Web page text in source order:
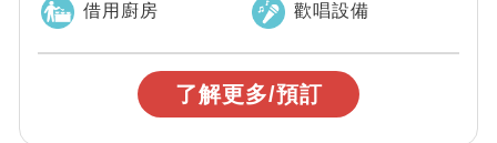
借用廚房 歡唱設備
了解更多/預訂